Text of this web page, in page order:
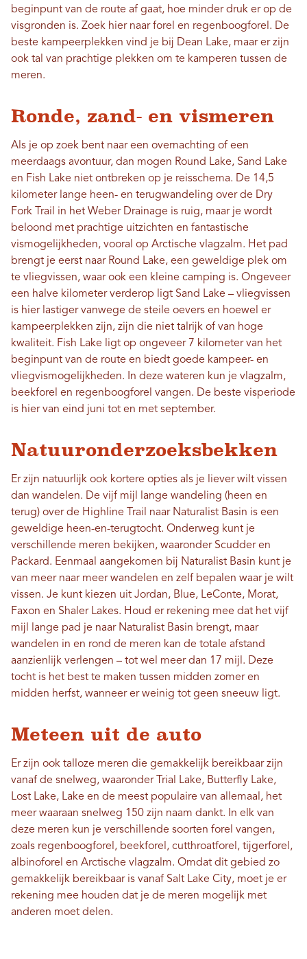
beginpunt van de route af gaat, hoe minder druk er op de
visgronden is. Zoek hier naar forel en regenboogforel. De
beste kampeerplekken vind je bij Dean Lake, maar er zijn
ook tal van prachtige plekken om te kamperen tussen de
meren.
Ronde, zand- en vismeren
Als je op zoek bent naar een overnachting of een
meerdaags avontuur, dan mogen Round Lake, Sand Lake
en Fish Lake niet ontbreken op je reisschema. De 14,5
kilometer lange heen- en terugwandeling over de Dry
Fork Trail in het Weber Drainage is ruig, maar je wordt
beloond met prachtige uitzichten en fantastische
vismogelijkheden, vooral op Arctische vlagzalm. Het pad
brengt je eerst naar Round Lake, een geweldige plek om
te vliegvissen, waar ook een kleine camping is. Ongeveer
een halve kilometer verderop ligt Sand Lake – vliegvissen
is hier lastiger vanwege de steile oevers en hoewel er
kampeerplekken zijn, zijn die niet talrijk of van hoge
kwaliteit. Fish Lake ligt op ongeveer 7 kilometer van het
beginpunt van de route en biedt goede kampeer- en
vliegvismogelijkheden. In deze wateren kun je vlagzalm,
beekforel en regenboogforel vangen. De beste visperiode
is hier van eind juni tot en met september.
Natuuronderzoeksbekken
Er zijn natuurlijk ook kortere opties als je liever wilt vissen
dan wandelen. De vijf mijl lange wandeling (heen en
terug) over de Highline Trail naar Naturalist Basin is een
geweldige heen-en-terugtocht. Onderweg kunt je
verschillende meren bekijken, waaronder Scudder en
Packard. Eenmaal aangekomen bij Naturalist Basin kunt je
van meer naar meer wandelen en zelf bepalen waar je wilt
vissen. Je kunt kiezen uit Jordan, Blue, LeConte, Morat,
Faxon en Shaler Lakes. Houd er rekening mee dat het vijf
mijl lange pad je naar Naturalist Basin brengt, maar
wandelen in en rond de meren kan de totale afstand
aanzienlijk verlengen – tot wel meer dan 17 mijl. Deze
tocht is het best te maken tussen midden zomer en
midden herfst, wanneer er weinig tot geen sneeuw ligt.
Meteen uit de auto
Er zijn ook talloze meren die gemakkelijk bereikbaar zijn
vanaf de snelweg, waaronder Trial Lake, Butterfly Lake,
Lost Lake, Lake en de meest populaire van allemaal, het
meer waaraan snelweg 150 zijn naam dankt. In elk van
deze meren kun je verschillende soorten forel vangen,
zoals regenboogforel, beekforel, cutthroatforel, tijgerforel,
albinoforel en Arctische vlagzalm. Omdat dit gebied zo
gemakkelijk bereikbaar is vanaf Salt Lake City, moet je er
rekening mee houden dat je de meren mogelijk met
anderen moet delen.